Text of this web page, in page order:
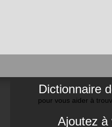
Dictionnaire
pour vous aider à
Ajoutez à